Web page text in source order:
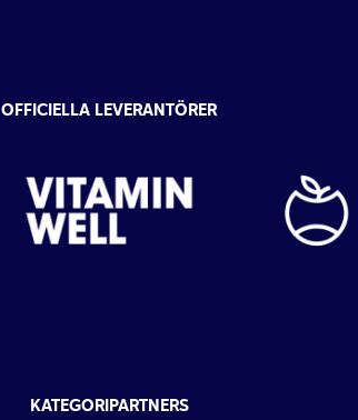
OFFICIELLA LEVERANTÖRER
KATEGORIPARTNERS